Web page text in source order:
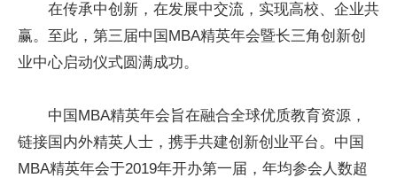
在传承中创新，在发展中交流，实现高校、企业共
赢。至此，第三届中国MBA精英年会暨长三角创新创
业中心启动仪式圆满成功。
中国MBA精英年会旨在融合全球优质教育资源，
链接国内外精英人士，携手共建创新创业平台。中国
MBA精英年会于2019年开办第一届，年均参会人数超